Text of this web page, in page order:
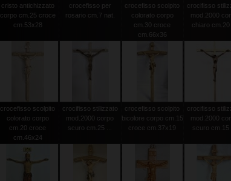
cristo antichizzato
corpo cm.25 croce
cm.53x28
crocefisso per
rosario cm.7 nat.
crocefisso scolpito
colorato corpo
cm.30 croce
cm.66x36
crocifisso
mod.2000
chiaro cm.20
crocefisso scolpito
colorato corpo
cm.20 croce
cm.46x24
crocifisso stilizzato
mod.2000 corpo
scuro cm.25 ...
crocefisso scolpito
bicolore corpo cm.15
croce cm.37x19
crocifisso
mod.2000
scuro cm.15